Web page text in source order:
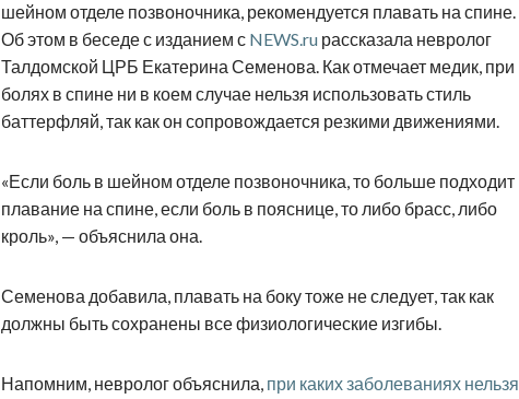
шейном отделе позвоночника, рекомендуется плавать на спине.
Об этом в беседе с изданием с NEWS.ru рассказала невролог
Талдомской ЦРБ Екатерина Семенова. Как отмечает медик, при
болях в спине ни в коем случае нельзя использовать стиль
баттерфляй, так как он сопровождается резкими движениями.
«Если боль в шейном отделе позвоночника, то больше подходит
плавание на спине, если боль в пояснице, то либо брасс, либо
кроль», — объяснила она.
Семенова добавила, плавать на боку тоже не следует, так как
должны быть сохранены все физиологические изгибы.
Напомним, невролог объяснила, при каких заболеваниях нельзя